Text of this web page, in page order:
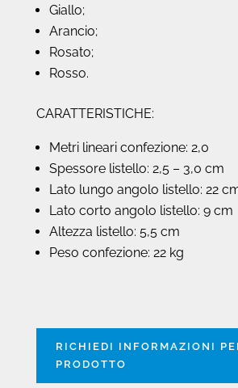
Giallo;
Arancio;
Rosato;
Rosso.
CARATTERISTICHE:
Metri lineari confezione: 2,0
Spessore listello: 2,5 – 3,0 cm
Lato lungo angolo listello: 22
Lato corto angolo listello: 9 cm
Altezza listello: 5,5 cm
Peso confezione: 22 kg
RICHIEDI INFORMAZIONI
PRODOTTO